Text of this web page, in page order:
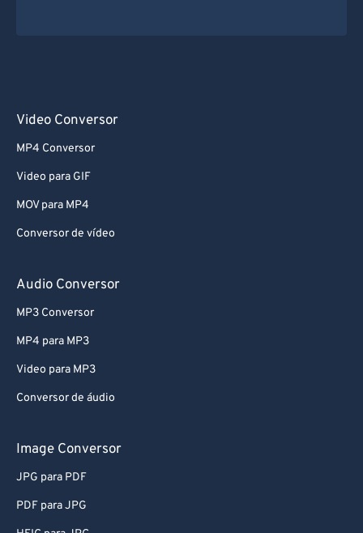
Video Conversor
MP4 Conversor
Video para GIF
MOV para MP4
Conversor de vídeo
Audio Conversor
MP3 Conversor
MP4 para MP3
Video para MP3
Conversor de áudio
Image Conversor
JPG para PDF
PDF para JPG